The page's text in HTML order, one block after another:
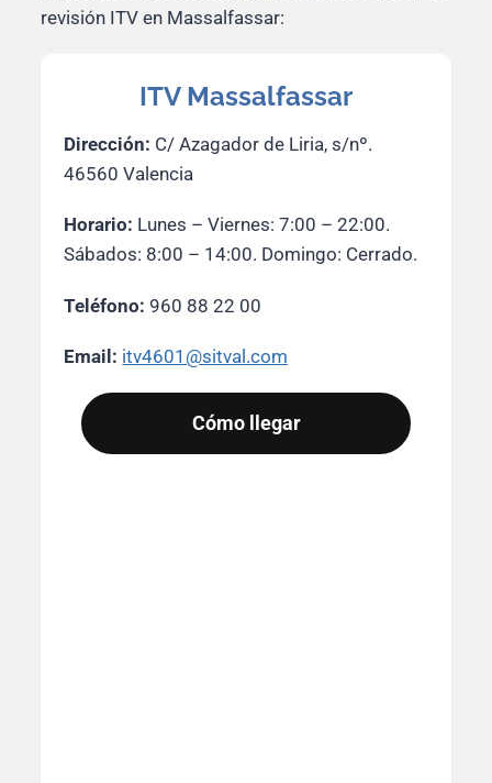
revisión ITV en Massalfassar:
ITV Massalfassar
Dirección: C/ Azagador de Liria, s/nº.
46560 Valencia
Horario: Lunes – Viernes: 7:00 – 22:00.
Sábados: 8:00 – 14:00. Domingo: Cerrado.
Teléfono: 960 88 22 00
Email: itv4601@sitval.com
Cómo llegar